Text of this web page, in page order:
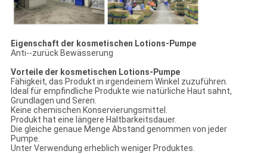
Eigenschaft der kosmetischen Lotions-Pumpe
Anti--zurück Bewässerung
Vorteile der kosmetischen Lotions-Pumpe
Fähigkeit, das Produkt in irgendeinem Winkel zuzuführen.
Ideal für empfindliche Produkte wie natürliche Haut sahnt,
Grundlagen und Seren.
Keine chemischen Konservierungsmittel.
Produkt hat eine längere Haltbarkeitsdauer.
Die gleiche genaue Menge Abstand genommen von jeder
Pumpe.
Unter Verwendung erheblich weniger Produktes.